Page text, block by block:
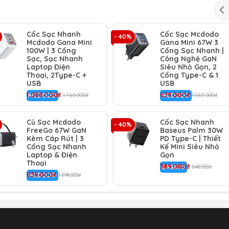
sạc liên tục ở cường độ cao.
phổ biến hiện nay như PD 3.0 và QC 3.0.
độ bảo vệ toàn diện (chống quá tải, quá dòng, quá áp, ngắn
C sang Ln siêu bền dài 1m, đồng bộ hoàn hảo giúp
Cốc Sạc Nhanh
Mcdodo Gana Mini
100W | 3 Cổng
Sạc, Sạc Nhanh
Laptop Điện
Thoại, 2Type-C +
USB
1.059.000₫ 1.765.000₫
MCDODO
- 40%
Cốc Sạc Mcdodo
Gana Mini 67W 3
Cổng Sạc Nhanh |
Công Nghệ GaN
Siêu Nhỏ Gọn, 2
Cổng Type-C & 1
USB
639.000₫ 1.065.000₫
MCDODO
Củ Sạc Mcdodo
FreeGo 67W GaN
Kèm Cáp Rút | 3
Cổng Sạc Nhanh
Laptop & Điện
Thoại
839.000₫ 1.398.333₫
MCDODO
- 40%
Cốc Sạc Nhanh
Baseus Palm 30W
PD Type-C | Thiết
Kế Mini Siêu Nhỏ
Gọn
389.000₫ 648.333₫
BASEUS